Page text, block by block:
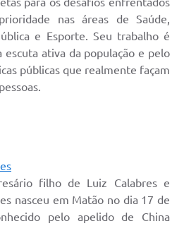
nas áreas de Saúde,
e Esporte. Seu trabalho é
escuta ativa da população e pelo
públicas que realmente façam
filho de Luiz Calabres e
nasceu em Matão no dia 17 de
pelo apelido de China